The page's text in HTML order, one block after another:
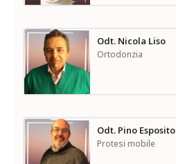
Odt. Nicola Liso
Ortodonzia
Odt. Pino Esposito
Protesi mobile